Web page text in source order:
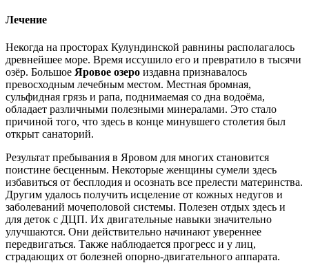
Лечение
Некогда на просторах Кулундинской равнины располагалось
древнейшее море. Время иссушило его и превратило в тысячи
озёр. Большое Яровое озеро издавна признавалось
превосходным лечебным местом. Местная бромная,
сульфидная грязь и рапа, поднимаемая со дна водоёма,
обладает различными полезными минералами. Это стало
причиной того, что здесь в конце минувшего столетия был
открыт санаторий.
Результат пребывания в Яровом для многих становится
поистине бесценным. Некоторые женщины сумели здесь
избавиться от бесплодия и осознать все прелести материнства.
Другим удалось получить исцеление от кожных недугов и
заболеваний мочеполовой системы. Полезен отдых здесь и
для деток с ДЦП. Их двигательные навыки значительно
улучшаются. Они действительно начинают увереннее
передвигаться. Также наблюдается прогресс и у лиц,
страдающих от болезней опорно-двигательного аппарата.